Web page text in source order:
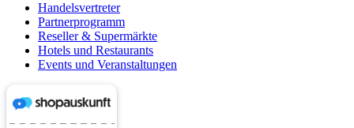
Handelsvertreter
Partnerprogramm
Reseller & Supermärkte
Hotels und Restaurants
Events und Veranstaltungen